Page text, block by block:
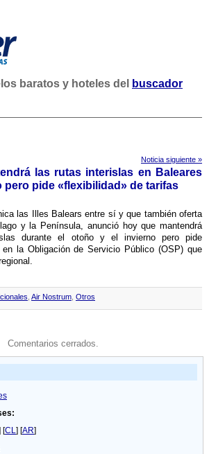
baratos y hoteles del
buscador
Noticia siguiente »
las rutas interislas en Baleares
pero pide «flexibilidad» de tarifas
las Illes Balears entre sí­ y que también oferta
y la Pení­nsula, anunció hoy que mantendrá
durante el otoño y el invierno pero pide
la Obligación de Servicio Público (OSP) que
Air Nostrum Otros
Comentarios cerrados.
[CL] [AR]